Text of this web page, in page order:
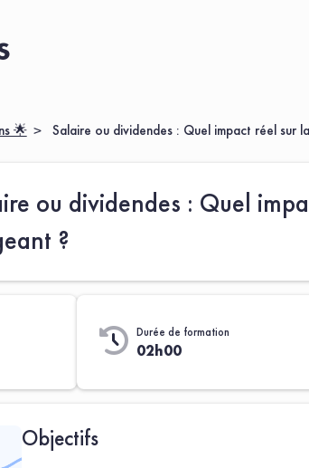
🌟 Salaire ou dividendes : Quel impact réel sur
ou dividendes : Quel
?
Durée de formation
02h00
Objectifs